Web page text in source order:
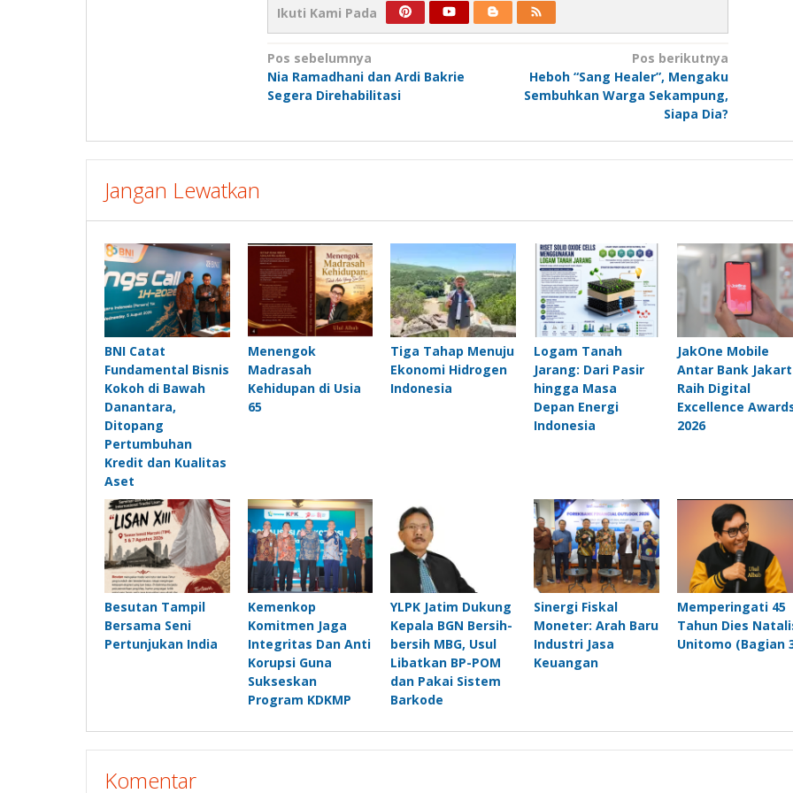
Ikuti Kami Pada
Navigasi
pos
Pos sebelumnya
Nia Ramadhani dan Ardi Bakrie
Segera Direhabilitasi
Pos berikutnya
Heboh “Sang Healer”, Mengaku
Sembuhkan Warga Sekampung,
Siapa Dia?
Jangan Lewatkan
BNI Catat
Fundamental Bisnis
Kokoh di Bawah
Danantara,
Ditopang
Pertumbuhan
Kredit dan Kualitas
Aset
Menengok
Madrasah
Kehidupan di Usia
65
Tiga Tahap Menuju
Ekonomi Hidrogen
Indonesia
Logam Tanah
Jarang: Dari Pasir
hingga Masa
Depan Energi
Indonesia
JakOne Mobile
Antar Bank
Raih Digital
Excellence
2026
Besutan Tampil
Bersama Seni
Pertunjukan India
Kemenkop
Komitmen Jaga
Integritas Dan Anti
Korupsi Guna
Sukseskan
Program KDKMP
YLPK Jatim Dukung
Kepala BGN Bersih-
bersih MBG, Usul
Libatkan BP-POM
dan Pakai Sistem
Barkode
Sinergi Fiskal
Moneter: Arah Baru
Industri Jasa
Keuangan
Memperingati 45
Tahun Dies
Unitomo (Bagian
Komentar